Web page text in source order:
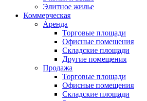
Элитное жилье
Коммерческая
Аренда
Торговые площади
Офисные помещения
Складские площади
Другие помещения
Продажа
Торговые площади
Офисные помещения
Складские площади